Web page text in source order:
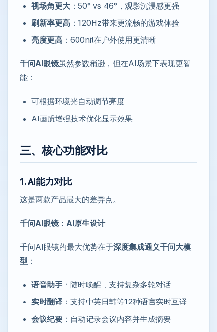
视场角更大 ：50° vs 46°，观影沉浸感更强
刷新率更高 ：120Hz带来更流畅的游戏体验
亮度更高 ：600nit在户外使用更清晰
千问AI眼镜虽然参数稍逊，但在AI场景下表现更智
能：
可根据环境光自动调节亮度
AI画质增强技术优化显示效果
三、核心功能对比
1. AI能力对比
这是两款产品最大的差异点。
千问AI眼镜：AI原生设计
千问AI眼镜的最大优势在于深度集成通义千问大模
型 ：
语音助手 ：随时唤醒，支持复杂多轮对话
实时翻译 ：支持中英日韩等12种语言实时互译
会议纪要 ：自动记录会议内容并生成摘要